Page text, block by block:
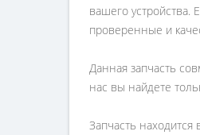
вашего
проверенные и
Данная запчасть
нас вы найдете
Запчасть